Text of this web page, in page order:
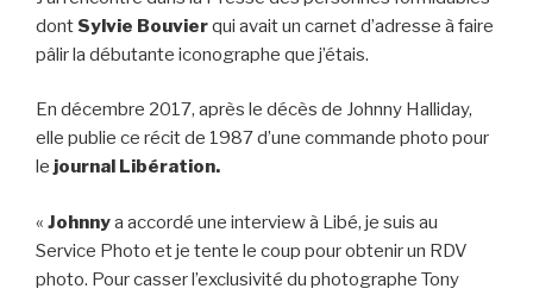
dont Sylvie Bouvierqui avait un carnet d’adresse à faire
pâlir la débutante iconographe que j’étais.
En décembre 2017, après le décès de Johnny Halliday,
elle publie ce récit de 1987 d’une commande photo pour
le journal Libération.
« Johnnya accordé une interview à Libé, je suis au
Service Photo et je tente le coup pour obtenir un RDV
photo. Pour casser l’exclusivité du photographe Tony